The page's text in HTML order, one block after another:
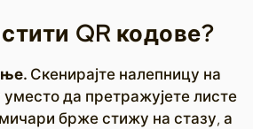
QR кодове?
Скенирајте налепницу на
уместо да претражујете листе
брже стижу на стазу, а